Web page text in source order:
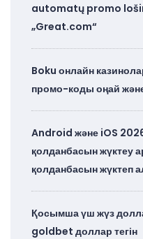
automatų promo
„Great.com“
Boku онлайн
промо-коды оңай
Android және iOS
қолданбасын жүктеу
қолданбасын жүктеп
Қосымша үш жүз
goldbet доллар тегін